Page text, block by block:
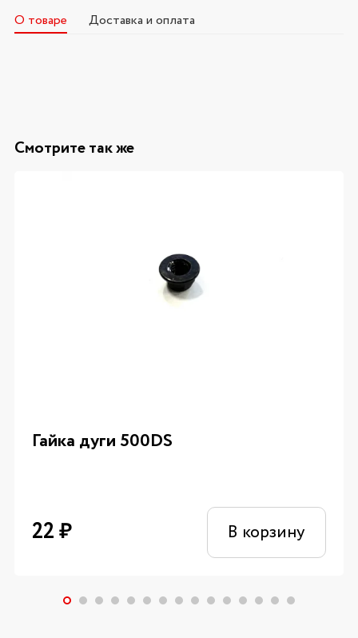
О товаре Доставка и оплата
Смотрите так же
Гайка дуги 500DS
22₽ В корзину